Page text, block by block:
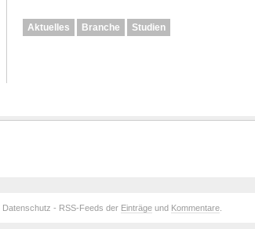
Aktuelles Branche Studien
- RSS-Feeds der Einträge und Kommentare